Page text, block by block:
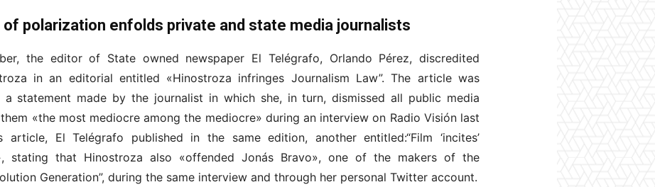
of polarization enfolds private and state media journalists
the editor of State owned newspaper El Telégrafo, Orlando Pérez, discredited
in an editorial entitled «Hinostroza infringes Journalism Law”. The article was
statement made by the journalist in which she, in turn, dismissed all public media
«the most mediocre among the mediocre» during an interview on Radio Visión last
El Telégrafo published in the same edition, another entitled:“Film ‘incites’
stating that Hinostroza also «offended Jonás Bravo», one of the makers of the
Generation”, during the same interview and through her personal Twitter account.